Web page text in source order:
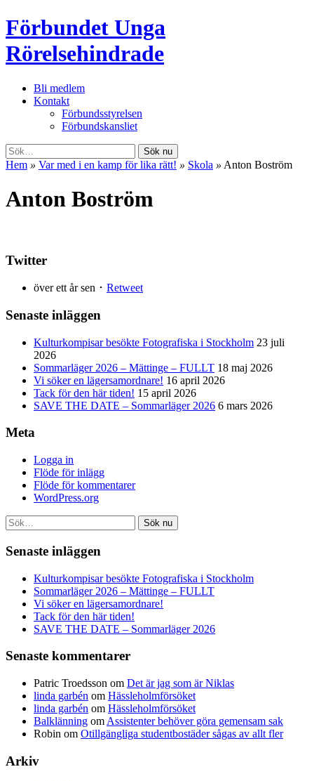
Förbundet Unga
Rörelsehindrade
Bli medlem
Kontakt
Förbundsstyrelsen
Förbundskansliet
Sök nu
Hem » Var med i en kamp för lika rätt! » Skola » Anton Boström
Anton Boström
Twitter
över ett år sen ･ Retweet
Senaste inläggen
Kulturkompisar besökte Fotografiska i Stockholm 23 juli
2026
Sommarläger 2026 – Mättinge – FULLT 18 maj 2026
Vi söker en lägersamordnare! 16 april 2026
Tack för den här tiden! 15 april 2026
SAVE THE DATE – Sommarläger 2026 6 mars 2026
Meta
Logga in
Flöde för inlägg
Flöde för kommentarer
WordPress.org
Sök nu
Senaste inläggen
Kulturkompisar besökte Fotografiska i Stockholm
Sommarläger 2026 – Mättinge – FULLT
Vi söker en lägersamordnare!
Tack för den här tiden!
SAVE THE DATE – Sommarläger 2026
Senaste kommentarer
Patric Troedsson om Det är jag som är Niklas
linda garbén om Hässleholmförsöket
linda garbén om Hässleholmförsöket
Balklänning om Assistenter behöver göra gemensam sak
Robin om Otillgängliga studentbostäder sågas av allt fler
Arkiv